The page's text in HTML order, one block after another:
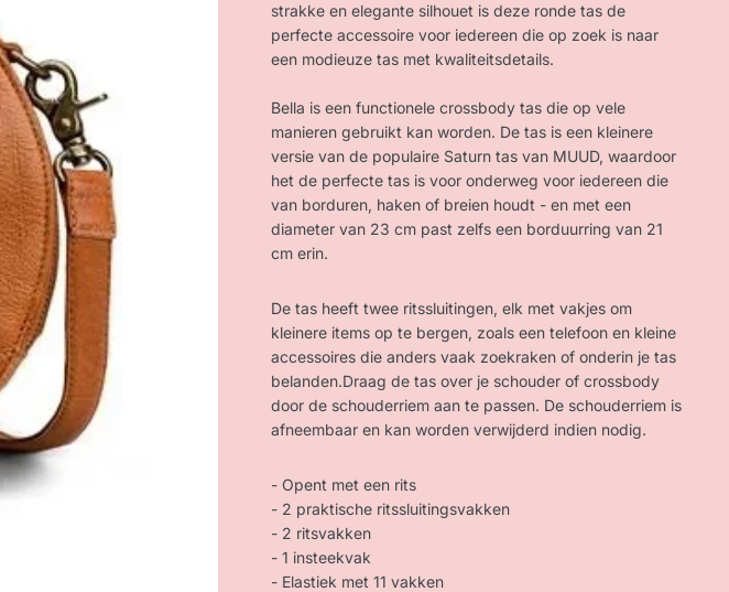
strakke en elegante silhouet is deze ronde tas de
perfecte accessoire voor iedereen die op zoek is naar
een modieuze tas met kwaliteitsdetails.
Bella is een functionele crossbody tas die op vele
manieren gebruikt kan worden. De tas is een kleinere
versie van de populaire Saturn tas van MUUD, waardoor
het de perfecte tas is voor onderweg voor iedereen die
van borduren, haken of breien houdt - en met een
diameter van 23 cm past zelfs een borduurring van 21
cm erin.
De tas heeft twee ritssluitingen, elk met vakjes om
kleinere items op te bergen, zoals een telefoon en kleine
accessoires die anders vaak zoekraken of onderin je tas
belanden.Draag de tas over je schouder of crossbody
door de schouderriem aan te passen. De schouderriem is
afneembaar en kan worden verwijderd indien nodig.
- Opent met een rits
- 2 praktische ritssluitingsvakken
- 2 ritsvakken
- 1 insteekvak
- Elastiek met 11 vakken